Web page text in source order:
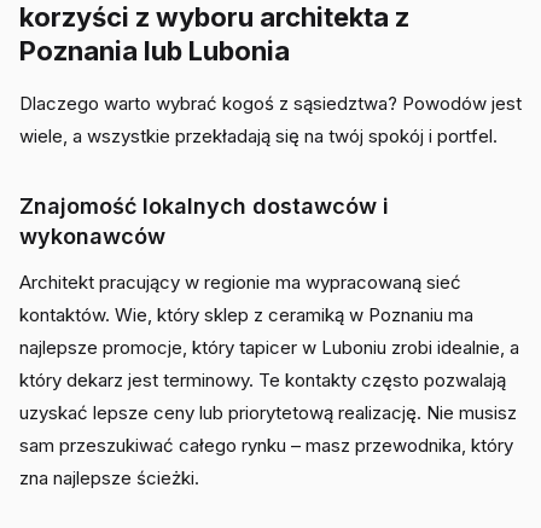
korzyści z wyboru architekta z
Poznania lub Lubonia
Dlaczego warto wybrać kogoś z sąsiedztwa? Powodów jest
wiele, a wszystkie przekładają się na twój spokój i portfel.
Znajomość lokalnych dostawców i
wykonawców
Architekt pracujący w regionie ma wypracowaną sieć
kontaktów. Wie, który sklep z ceramiką w Poznaniu ma
najlepsze promocje, który tapicer w Luboniu zrobi idealnie, a
który dekarz jest terminowy. Te kontakty często pozwalają
uzyskać lepsze ceny lub priorytetową realizację. Nie musisz
sam przeszukiwać całego rynku – masz przewodnika, który
zna najlepsze ścieżki.